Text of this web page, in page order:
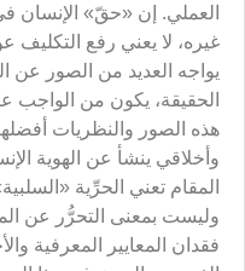
العملي. إن «حقّ» الإنسان
غيره، لا يعني رفع التكليف
يواجه العديد من الصور عن
الحقيقة، يكون من الواجب
هذه الصور والنظريات
وأخلاقي ينشأ عن الهوية
المقام تعني الحرِّية
وليست بمعنى التحرُّر عن
فقدان المعايير المعرفية